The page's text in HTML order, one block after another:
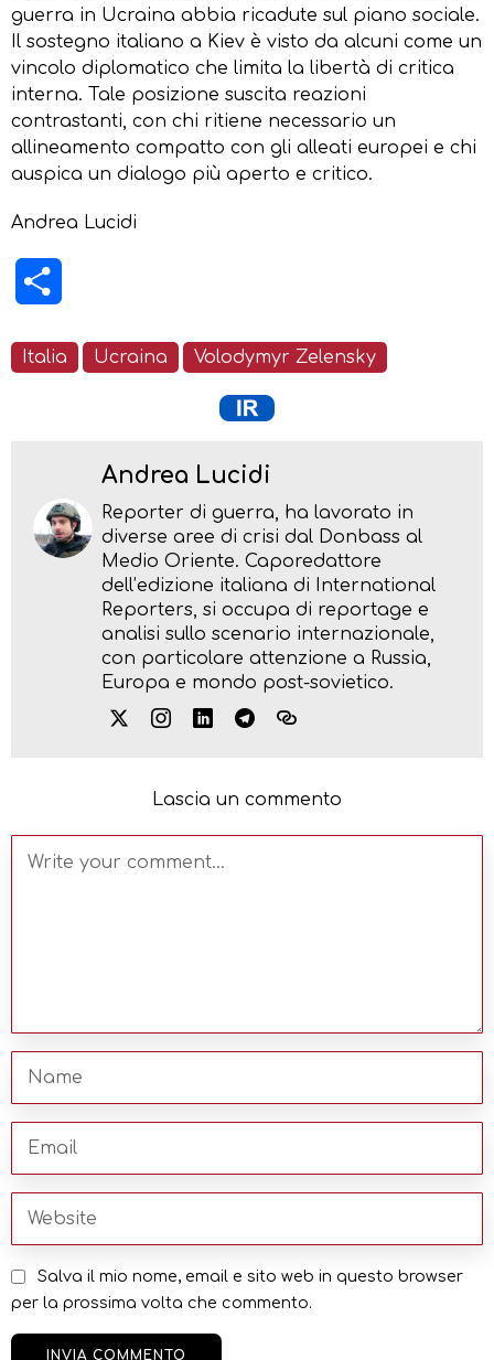
guerra in Ucraina abbia ricadute sul piano sociale.
Il sostegno italiano a Kiev è visto da alcuni come un
vincolo diplomatico che limita la libertà di critica
interna. Tale posizione suscita reazioni
contrastanti, con chi ritiene necessario un
allineamento compatto con gli alleati europei e chi
auspica un dialogo più aperto e critico.
Andrea Lucidi
Italia Ucraina Volodymyr Zelensky
Andrea Lucidi
Reporter di guerra, ha lavorato in
diverse aree di crisi dal Donbass al
Medio Oriente. Caporedattore
dell’edizione italiana di International
Reporters, si occupa di reportage e
analisi sullo scenario internazionale,
con particolare attenzione a Russia,
Europa e mondo post-sovietico.
Lascia un commento
Salva il mio nome, email e sito web in questo browser
per la prossima volta che commento.